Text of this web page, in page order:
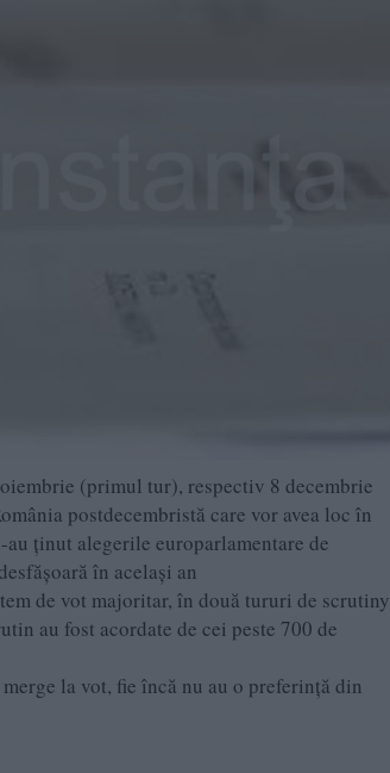
(primul tur), respectiv 8 decembrie
postdecembristă care vor avea loc în
ținut alegerile europarlamentare de
în același an
de vot majoritar, în două tururi de scrutiny
au fost acordate de cei peste 700 de
la vot, fie încă nu au o preferință din